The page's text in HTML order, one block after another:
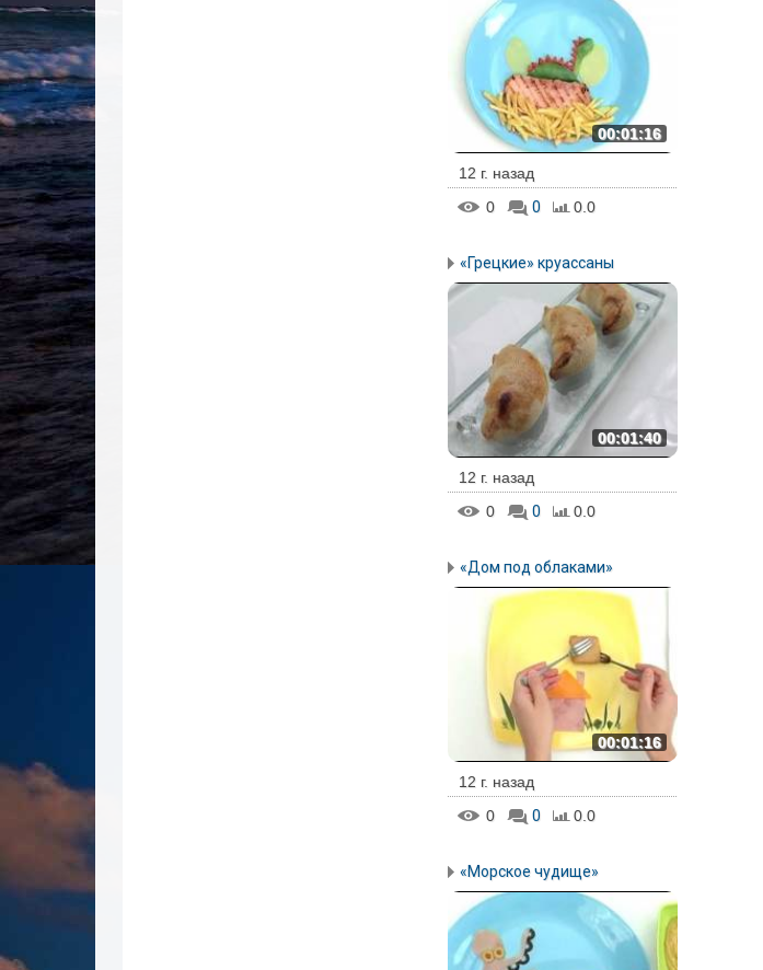
00:01:16
12 г. назад
0
0 0.0
«Грецкие» круассаны
00:01:40
12 г. назад
0
0 0.0
«Дом под облаками»
00:01:16
12 г. назад
0
0 0.0
«Морское чудище»